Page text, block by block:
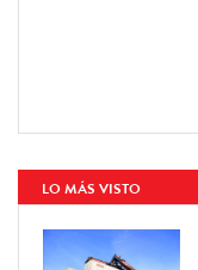
LO MÁS VISTO